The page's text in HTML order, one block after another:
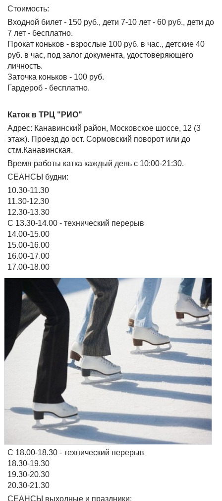
Стоимость:
Входной билет - 150 руб., дети 7-10 лет - 60 руб., дети до
7 лет - бесплатно.
Прокат коньков - взрослые 100 руб. в час., детские 40
руб. в час, под залог документа, удостоверяющего
личность.
Заточка коньков - 100 руб.
Гардероб - бесплатно.
Каток в ТРЦ "РИО"
Адрес: Канавинский район, Московское шоссе, 12 (3
этаж). Проезд до ост. Сормовский поворот или до
ст.м.Канавинская.
Время работы катка каждый день с 10:00-21:30.
СЕАНСЫ будни:
10.30-11.30
11.30-12.30
12.30-13.30
С 13.30-14.00 - технический перерыв
14.00-15.00
15.00-16.00
16.00-17.00
17.00-18.00
С 18.00-18.30 - технический перерыв
18.30-19.30
19.30-20.30
20.30-21.30
СЕАНСЫ выходные и праздники: